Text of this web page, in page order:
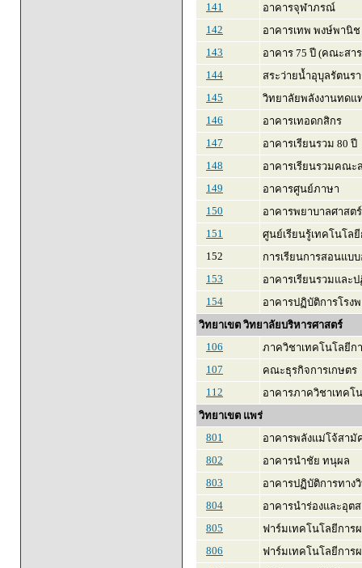
141
อาคารจุฬาภรณ์
142
อาคารเทพ พงษ์พานิช
143
อาคาร 75 ปี (คณะสา
144
สระว่ายน้ำอุบุลรัตน
145
วิทยาลัยพลังงานทดแ
146
อาคารเทอดกสิกร
147
อาคารเรียนรวม 80 ปี
148
อาคารเรียนรวมคณะ
149
อาคารศูนย์ภาษา
150
อาคารพยาบาลศาสตร์
151
ศูนย์เรียนรู้เทคโนโล
152
การเรียนการสอนแบ
153
อาคารเรียนรวมและ
154
อาคารปฏิบัติการโรง
วิทยาเขต วิทยาลัยบริหารศาสตร์
106
ภาควิชาเทคโนโลยีก
107
คณะธุรกิจการเกษตร
112
อาคารภาควิชาเทคโ
วิทยาเขต แพร่
801
อาคารพลังแม่โจ้สามั
802
อาคารนำชัย ทนุผล
803
อาคารปฏิบัติการทาง
804
อาคารนำร่องและอุต
805
ฟาร์มเทคโนโลยีการ
806
ฟาร์มเทคโนโลยีการ